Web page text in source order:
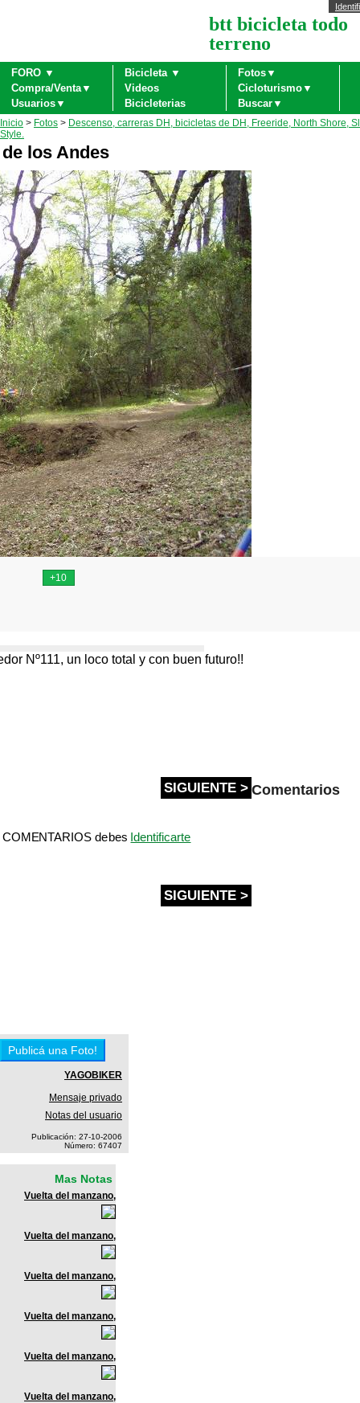
btt bicicleta todo
terreno
FORO ▼ Bicicleta ▼
Fotos▼
Compra/Venta▼
Videos
Cicloturismo▼
Usuarios▼
Bicicleterias Buscar▼
Inicio > Fotos > Descenso, carreras DH, bicicletas de DH, Freeride, North Shore,
Style.
los Andes
Nº111, un loco total y con buen futuro!!
SIGUIENTE > Comentarios
debes Identificarte
SIGUIENTE >
YAGOBIKER
Mensaje privado
Notas del usuario
Publicación: 27-10-2006
Número: 67407
Mas Notas
Vuelta del manzano,
Vuelta del manzano,
Vuelta del manzano,
Vuelta del manzano,
Vuelta del manzano,
Vuelta del manzano,